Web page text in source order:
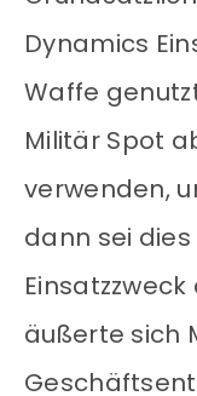
Dynamics
Waffe
Militär Spot
verwenden,
dann sei
äußerte sich